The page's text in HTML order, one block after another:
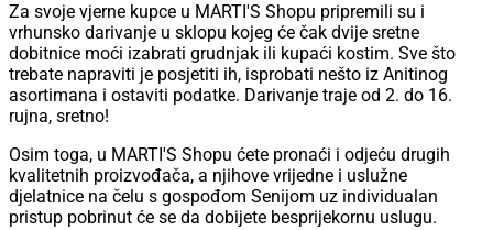
Za svoje vjerne kupce u MARTI'S Shopu pripremili su i
vrhunsko darivanje u sklopu kojeg će čak dvije sretne
dobitnice moći izabrati grudnjak ili kupaći kostim. Sve što
trebate napraviti je posjetiti ih, isprobati nešto iz Anitinog
asortimana i ostaviti podatke. Darivanje traje od 2. do 16.
rujna, sretno!
Osim toga, u MARTI'S Shopu ćete pronaći i odjeću drugih
kvalitetnih proizvođača, a njihove vrijedne i uslužne
djelatnice na čelu s gospođom Senijom uz individualan
pristup pobrinut će se da dobijete besprijekornu uslugu.